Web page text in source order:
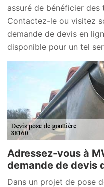
assuré de bénéficier des
Contactez-le ou visitez
demande de devis en
disponible pour un tel
Adressez-vous à
demande de devis
Dans un projet de pose